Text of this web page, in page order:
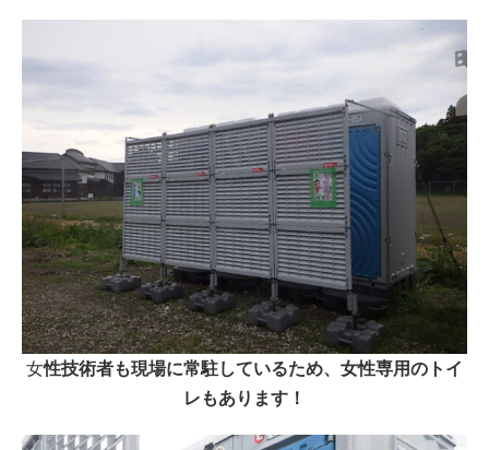
女性技術者も現場に常駐しているため、女性専用のトイ
レもあります！